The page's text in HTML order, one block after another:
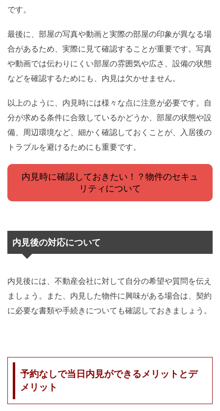
です。
最後に、部屋の写真や動画と実際の部屋の印象が異なる場
合があるため、実際に見て確認することが重要です。写真
や動画では伝わりにくい部屋の雰囲気や広さ、設備の状態
などを確認するためにも、内見は欠かせません。
以上のように、内見時には様々な点に注意が必要です。自
分が求める条件に合致しているかどうか、部屋の状態や設
備、周辺環境など、細かく確認しておくことが、入居後の
トラブルを避けるためにも重要です。
内見時に確認しておきたい！？物件のセキュ
リティについて
内見後の対応について
内見後には、不動産会社に対して自分の希望や質問を伝え
ましょう。また、内見した物件に興味がある場合は、契約
に必要な書類や手続きについても確認しておきましょう。
予約なしで当日内見ができるメリットとデ
メリット